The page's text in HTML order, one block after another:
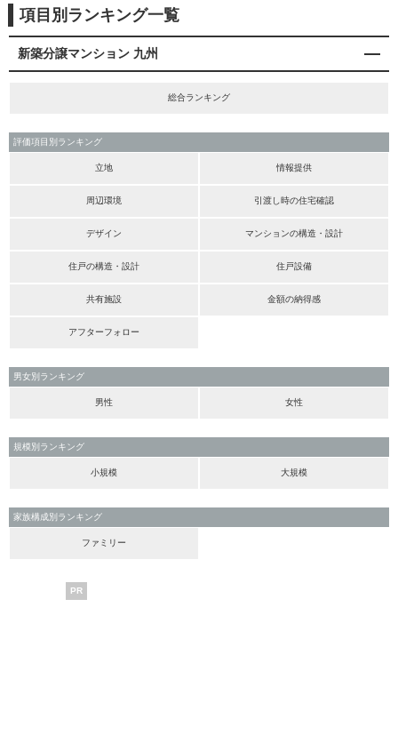
項目別ランキング一覧
新築分譲マンション 九州
総合ランキング
評価項目別ランキング
立地 情報提供
周辺環境 引渡し時の住宅確認
デザイン マンションの構造・設計
住戸の構造・設計 住戸設備
共有施設 金額の納得感
アフターフォロー
男女別ランキング
男性 女性
規模別ランキング
小規模 大規模
家族構成別ランキング
ファミリー
PR